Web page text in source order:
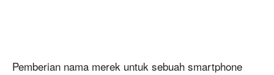
Pemberian nama merek untuk sebuah smartphone